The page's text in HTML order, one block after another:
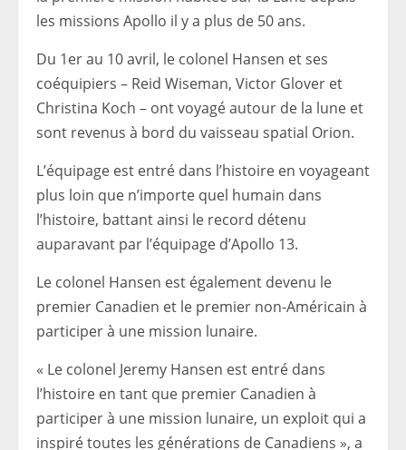
les missions Apollo il y a plus de 50 ans.
Du 1er au 10 avril, le colonel Hansen et ses
coéquipiers – Reid Wiseman, Victor Glover et
Christina Koch – ont voyagé autour de la lune et
sont revenus à bord du vaisseau spatial Orion.
L’équipage est entré dans l’histoire en voyageant
plus loin que n’importe quel humain dans
l’histoire, battant ainsi le record détenu
auparavant par l’équipage d’Apollo 13.
Le colonel Hansen est également devenu le
premier Canadien et le premier non-Américain à
participer à une mission lunaire.
« Le colonel Jeremy Hansen est entré dans
l’histoire en tant que premier Canadien à
participer à une mission lunaire, un exploit qui a
inspiré toutes les générations de Canadiens », a